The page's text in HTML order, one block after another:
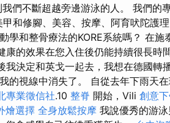
們不斷超越旁邊游泳的人。 我們的
和修腳、美容、按摩、阿育吠陀護
學和整骨療法的KORE系統嗎？ 在施
的效果在您入住後仍能持續很長時間
決定和英戈一起去，我想在德國轉
的視線中消失了。 自從去年下雨天
專業徵信社.10 整脊 開始，Vili 創意
燴選擇 全身放鬆按摩 我說優秀的游